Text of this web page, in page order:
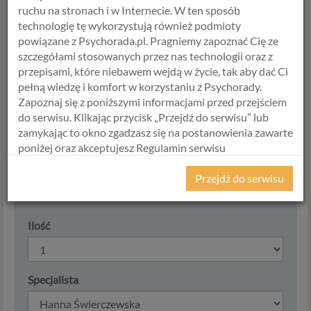
zapłacisz 952 zł
Formularz zamówienia
Tak, zamawiamPakiet Terapia
dla par - 4 kosultacje x 90 min z
rabatem 15%w cenie952,00 zł
Ilość
Specjalista
ruchu na stronach i w Internecie. W ten sposób
technologię tę wykorzystują również podmioty
powiązane z Psychorada.pl. Pragniemy zapoznać Cię ze
szczegółami stosowanych przez nas technologii oraz z
przepisami, które niebawem wejdą w życie, tak aby dać Ci
pełną wiedzę i komfort w korzystaniu z Psychorady.
Zapoznaj się z poniższymi informacjami przed przejściem
do serwisu. Klikając przycisk „Przejdź do serwisu” lub
zamykając to okno zgadzasz się na postanowienia zawarte
poniżej oraz akceptujesz Regulamin serwisu
Psychorada.pl i Politykę Prywatności.
Rozporządzenie Parlamentu Europejskiego i Rady (UE)
2016/679 z dnia 27 kwietnia 2016 r. w sprawie ochrony
osób fizycznych w związku z przetwarzaniem danych
osobowych i w sprawie swobodnego przepływu takich
danych oraz uchylenia dyrektywy 95/46/WE (określane
popularnie jako „RODO”). RODO obowiązywać będzie w
Przejdź do serwisu